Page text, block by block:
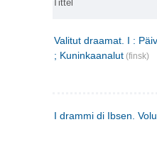
Tittel
Valitut draamat. I :
; Kuninkaanalut (finsk)
I drammi di Ibsen.